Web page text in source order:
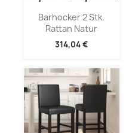
Barhocker 2 Stk.
Rattan Natur
314,04 €